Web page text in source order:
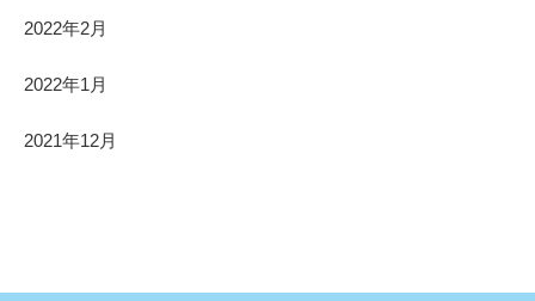
2022年2月
2022年1月
2021年12月